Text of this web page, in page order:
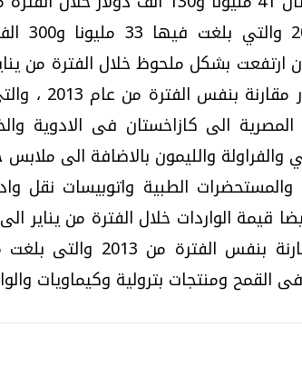
المصرية الى كازاخستان فى الادوية
والفراولة والليمون بالاضافة الى
والمستحضرات الطبية واتوبيسات نقل
القمح ومنتجات بترولية وكيماويات